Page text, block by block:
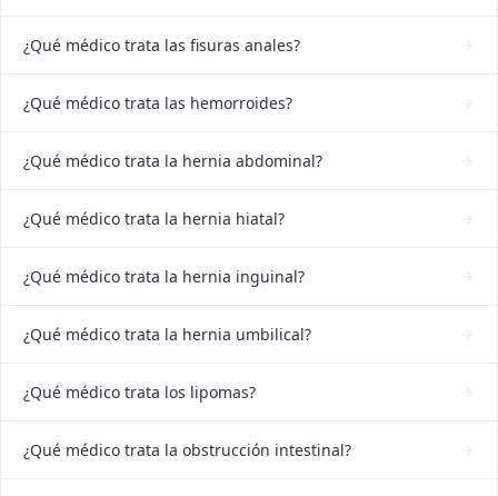
¿Qué médico trata las fisuras anales?
¿Qué médico trata las hemorroides?
¿Qué médico trata la hernia abdominal?
¿Qué médico trata la hernia hiatal?
¿Qué médico trata la hernia inguinal?
¿Qué médico trata la hernia umbilical?
¿Qué médico trata los lipomas?
¿Qué médico trata la obstrucción intestinal?